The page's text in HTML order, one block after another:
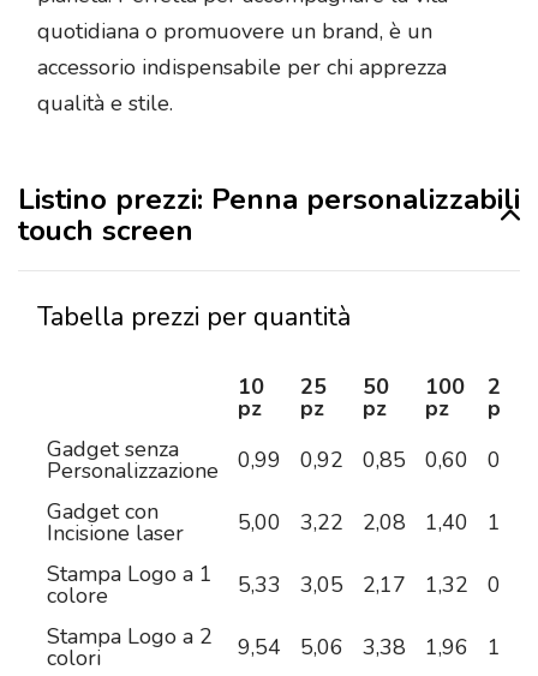
quotidiana o promuovere un brand, è un
accessorio indispensabile per chi apprezza
qualità e stile.
Listino prezzi: Penna personalizzabili
touch screen
Tabella prezzi per quantità
10
pz
25
pz
50
pz
100
pz
250
pz
Gadget senza
Personalizzazione 0,99 0,92 0,85 0,60
0,55
Gadget con
Incisione laser 5,00 3,22 2,08 1,40
1,07
Stampa Logo a 1
colore 5,33 3,05 2,17 1,32
0,95
Stampa Logo a 2
colori 9,54 5,06 3,38 1,96 1,28